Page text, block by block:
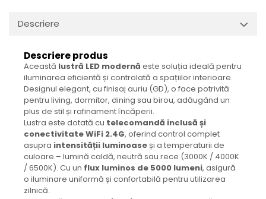
Descriere
Descriere produs
Această lustră LED modernă este soluția ideală pentru
iluminarea eficientă și controlată a spațiilor interioare.
Designul elegant, cu finisaj auriu (GD), o face potrivită
pentru living, dormitor, dining sau birou, adăugând un
plus de stil și rafinament încăperii.
Lustra este dotată cu telecomandă inclusă și
conectivitate WiFi 2.4G, oferind control complet
asupra intensității luminoaseși a temperaturii de
culoare – lumină caldă, neutră sau rece (3000K / 4000K
/ 6500K). Cu un flux luminos de 5000 lumeni, asigură
o iluminare uniformă și confortabilă pentru utilizarea
zilnică.